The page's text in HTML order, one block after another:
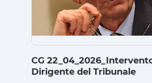
CG
Dirigente del Tribunale